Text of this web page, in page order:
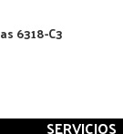
6318-C3
SERVICIOS